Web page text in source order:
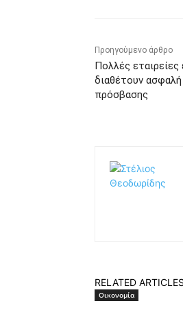
Προηγούμενο άρθρο
Πολλές
διαθέτουν
πρόσβασης
RELATED ARTICLES
Οικονομία